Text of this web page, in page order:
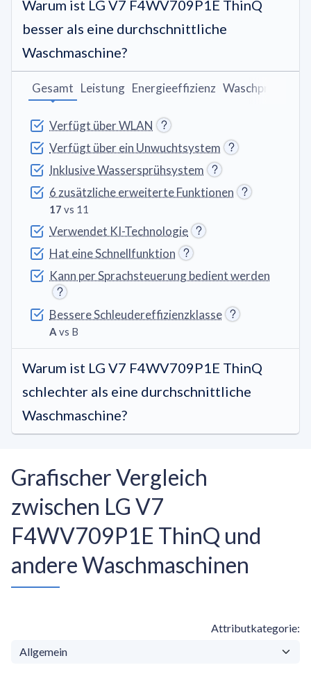
Warum ist LG V7 F4WV709P1E ThinQ
besser als eine durchschnittliche
Waschmaschine?
Verfügt über WLAN
Verfügt über ein Unwuchtsystem
Inklusive Wassersprühsystem
6 zusätzliche erweiterte Funktionen
17 vs 11
Verwendet KI-Technologie
Hat eine Schnellfunktion
Kann per Sprachsteuerung bedient werden
Bessere Schleudereffizienzklasse
A vs B
Gesamt Leistung Energieeffizienz
Warum ist LG V7 F4WV709P1E ThinQ
schlechter als eine durchschnittliche
Waschmaschine?
Grafischer Vergleich
zwischen LG V7
F4WV709P1E ThinQ und
andere Waschmaschinen
Attributkategorie